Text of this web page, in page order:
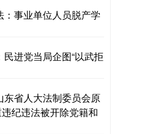
事业单位人员脱产学
进党当局企图“以武拒
省人大法制委员会原
纪违法被开除党籍和